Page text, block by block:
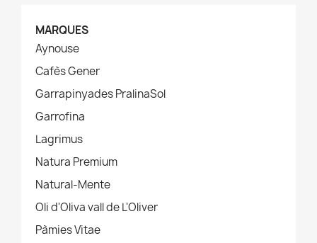
MARQUES
Aynouse
Cafès Gener
Garrapinyades PralinaSol
Garrofina
Lagrimus
Natura Premium
Natural-Mente
Oli d'Oliva vall de L'Oliver
Pàmies Vitae